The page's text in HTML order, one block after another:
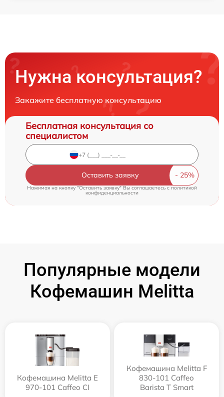
Нужна консультация?
Закажите бесплатную консультацию
Бесплатная консультация со
специалистом
Оставить заявку
Нажимая на кнопку "Оставить заявку" Вы соглашаетесь cполитикой
конфиденциальности
Популярные модели
Кофемашин Melitta
Кофемашина Melitta Е
970-101 Caffeo CI
Кофемашина Melitta F
830-101 Caffeo
Barista T Smart